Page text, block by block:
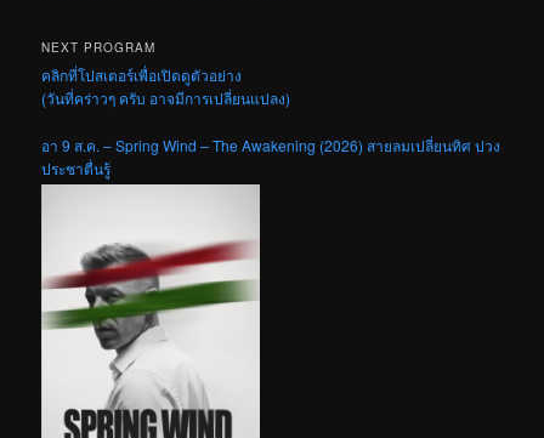
NEXT PROGRAM
คลิกที่โปสเตอร์เพื่อเปิดดูตัวอย่าง
(วันที่คร่าวๆ ครับ อาจมีการเปลี่ยนแปลง)
อา 9 ส.ค. – Spring Wind – The Awakening (2026) สายลมเปลี่ยนทิศ ปวง
ประชาตื่นรู้